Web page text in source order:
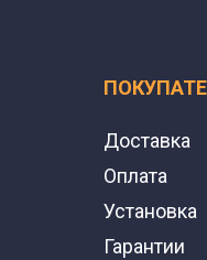
Доставка
Оплата
Установка
Гарантии